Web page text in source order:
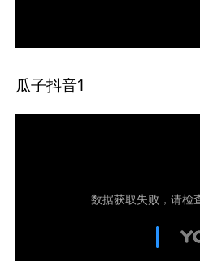
瓜子抖音1